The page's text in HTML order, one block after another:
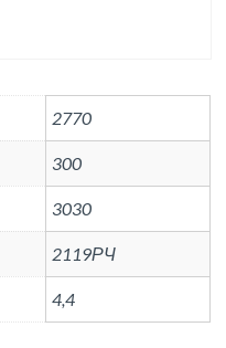
2770
300
3030
2119РЧ
4,4